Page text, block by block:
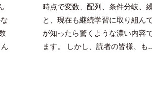
田
智
尋
時点で変数、配列、条件分岐、
と、現在も継続学習に取り組ん
が知ったら驚くような濃い内容
ます。 しかし、読者の皆様、も